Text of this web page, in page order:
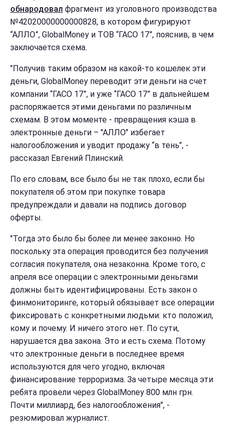
обнародовал фрагмент из уголовного производства
№42020000000000828, в котором фигурируют
“АЛЛО”, GlobalMoney и ТОВ “ГАСО 17”, пояснив, в чем
заключается схема.
"Получив таким образом на какой-то кошелек эти
деньги, GlobalMoney переводит эти деньги на счет
компании “ГАСО 17”, и уже “ГАСО 17” в дальнейшем
распоряжается этими деньгами по различным
схемам. В этом моменте - превращения кэша в
электронные деньги – "АЛЛО" избегает
налогообложения и уводит продажу “в тень”, -
рассказал Евгений Плинский.
По его словам, все было бы не так плохо, если бы
покупателя об этом при покупке товара
предупреждали и давали на подпись договор
оферты.
"Тогда это было бы более ли менее законно. Но
поскольку эта операция проводится без получения
согласия покупателя, она незаконна. Кроме того, с
апреля все операции с электронными деньгами
должны быть идентифицированы. Есть закон о
финмониторинге, который обязывает все операции
фиксировать с конкретными людьми: кто положил,
кому и почему. И ничего этого нет. По сути,
нарушается два закона. Это и есть схема. Потому
что электронные деньги в последнее время
используются для чего угодно, включая
финансирование терроризма. За четыре месяца эти
ребята провели через GlobalMoney 800 млн грн.
Почти миллиард, без налогообложения", -
резюмировал журналист.